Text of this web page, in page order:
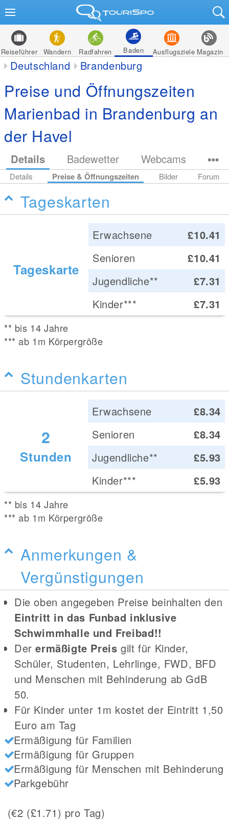
Reiseführer Wandern Radfahren Baden Ausflugsziele Magazin
Deutschland Brandenburg
Preise und Öffnungszeiten
Marienbad in Brandenburg an
der Havel
Details Badewetter Webcams
Details Preise & Öffnungszeiten Bilder Forum
Tageskarten
Tageskarte
Erwachsene
£10.41
Senioren
£10.41
Jugendliche**
£7.31
Kinder***
£7.31
** bis 14 Jahre
*** ab 1m Körpergröße
Stundenkarten
2
Stunden
Erwachsene
£8.34
Senioren
£8.34
Jugendliche**
£5.93
Kinder***
£5.93
** bis 14 Jahre
*** ab 1m Körpergröße
Anmerkungen &
Vergünstigungen
Die oben angegeben Preise beinhalten den
Eintritt in das Funbad inklusive
Schwimmhalle und Freibad!!
Derermäßigte Preis gilt für Kinder,
Schüler, Studenten, Lehrlinge, FWD, BFD
und Menschen mit Behinderung ab GdB
50.
Für Kinder unter 1m kostet der Eintritt 1,50
Euro am Tag
Ermäßigung für Familien
Ermäßigung für Gruppen
Ermäßigung für Menschen mit Behinderung
Parkgebühr
(€2 (£1.71) pro Tag)